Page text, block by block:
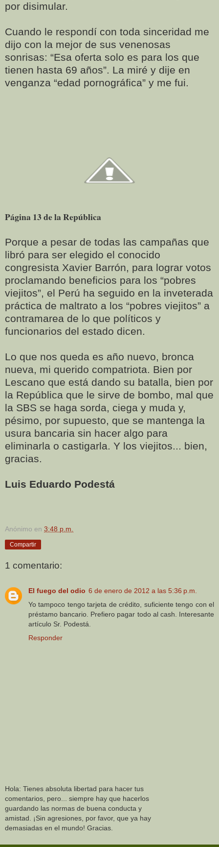
por disimular.
Cuando le respondí con toda sinceridad me
dijo con la mejor de sus venenosas
sonrisas: “Esa oferta solo es para los que
tienen hasta 69 años”. La miré y dije en
venganza “edad pornográfica” y me fui.
Página 13 de la República
Porque a pesar de todas las campañas que
libró para ser elegido el conocido
congresista Xavier Barrón, para lograr votos
proclamando beneficios para los “pobres
viejitos”, el Perú ha seguido en la inveterada
práctica de maltrato a los “pobres viejitos” a
contramarea de lo que políticos y
funcionarios del estado dicen.
Lo que nos queda es año nuevo, bronca
nueva, mi querido compatriota. Bien por
Lescano que está dando su batalla, bien por
la República que le sirve de bombo, mal que
la SBS se haga sorda, ciega y muda y,
pésimo, por supuesto, que se mantenga la
usura bancaria sin hacer algo para
eliminarla o castigarla. Y los viejitos... bien,
gracias.
Luis Eduardo Podestá
Anónimo en 3:48 p.m.
Compartir
1 comentario:
El fuego del odio 6 de enero de 2012 a las 5:36 p.m.
Yo tampoco tengo tarjeta de crédito, suficiente tengo con el
préstamo bancario. Prefiero pagar todo al cash. Interesante
artículo Sr. Podestá.
Responder
Hola: Tienes absoluta libertad para hacer tus
comentarios, pero... siempre hay que hacerlos
guardando las normas de buena conducta y
amistad. ¡Sin agresiones, por favor, que ya hay
demasiadas en el mundo! Gracias.